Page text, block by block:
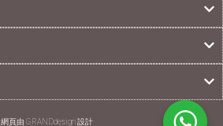
網頁由 GRANDdesign 設計